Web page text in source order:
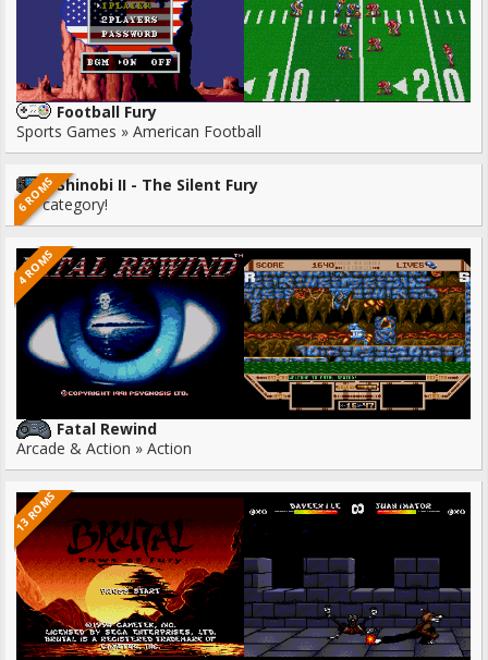
Football Fury
Sports Games » American Football
6 ROMSShinobi II - The Silent Fury
No category!
4 ROMS
Fatal Rewind
Arcade & Action » Action
13 ROMS